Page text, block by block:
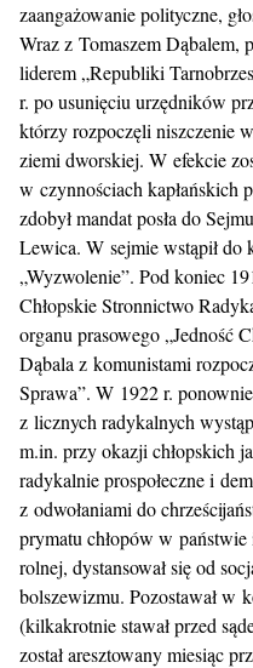
zaangażowanie polityczne,
Wraz z Tomaszem Dąbalem,
liderem „Republiki
r. po usunięciu urzędników
którzy rozpoczęli niszczenie
ziemi dworskiej. W efekcie
w czynnościach kapłańskich
zdobył mandat posła do
Lewica. W sejmie wstąpił do
„Wyzwolenie”. Pod koniec
Chłopskie Stronnictwo
organu prasowego „Jedność
Dąbala z komunistami
Sprawa”. W 1922 r.
z licznych radykalnych
m.in. przy okazji chłopskich
radykalnie prospołeczne i
z odwołaniami do
prymatu chłopów w
rolnej, dystansował się od
bolszewizmu. Pozostawał w
(kilkakrotnie stawał przed
został aresztowany miesiąc